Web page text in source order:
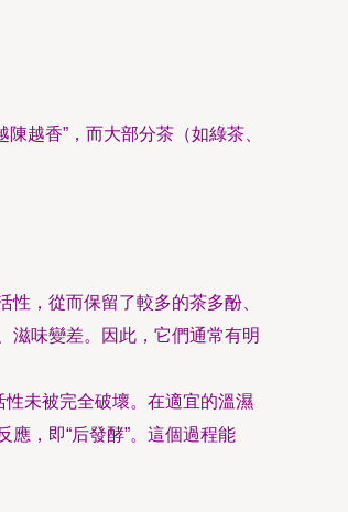
越香”，而大部分茶（如綠茶、
性，從而保留了較多的茶多酚、
滋味變差。因此，它們通常有明
性未被完全破壞。在適宜的溫濕
，即“后發酵”。這個過程能